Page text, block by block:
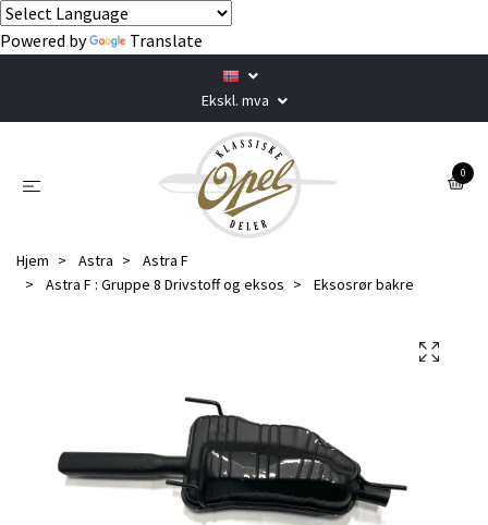
Powered by Translate
Ekskl. mva
0
Hjem Astra
Astra F
Astra F : Gruppe 8 Drivstoff og eksos
Eksosrør bakre